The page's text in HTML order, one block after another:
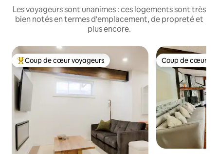
Les voyageurs sont unanimes : ces logements sont très
bien notés en termes d'emplacement, de propreté et
plus encore.
Coups de cœur voyageurs les plus appréciés
Coup de cœur voyageurs Coup de cœur
Coup de cœur